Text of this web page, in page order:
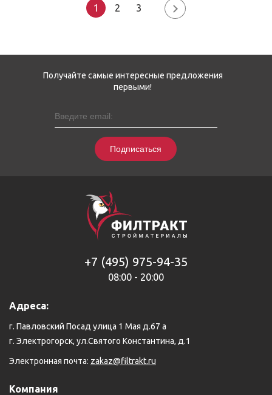
1 2 3
Получайте самые интересные предложения
первыми!
Подписаться
+7 (495) 975-94-35
08:00 - 20:00
Адреса:
г. Павловский Посад улица 1 Мая д.67 а
г. Электрогорск, ул.Святого Константина, д.1
Электронная почта: zakaz@filtrakt.ru
Компания